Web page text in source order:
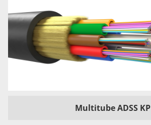
Multitube ADSS KP